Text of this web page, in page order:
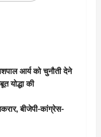
आर्य को चुनौती देने
योद्धा की
बीजेपी-कांग्रेस-